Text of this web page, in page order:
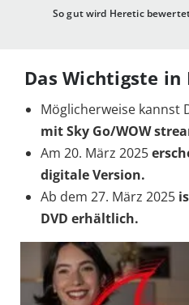
So gut wird Heretic
Das Wichtigste in
Möglicherweise kannst
mit Sky Go/WOW
Am 20. März 2025
digitale Version.
Ab dem 27. März 2025
DVD erhältlich.